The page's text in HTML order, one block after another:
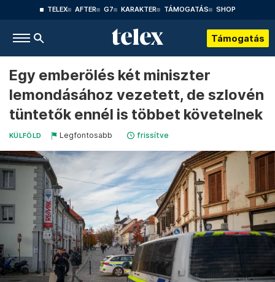
TELEX AFTER G7 KARAKTER TÁMOGATÁS SHOP
Támogatás
Egy emberölés két miniszter
lemondásához vezetett, de szlovén
tüntetők ennél is többet követelnek
KÜLFÖLD Legfontosabb frissítve